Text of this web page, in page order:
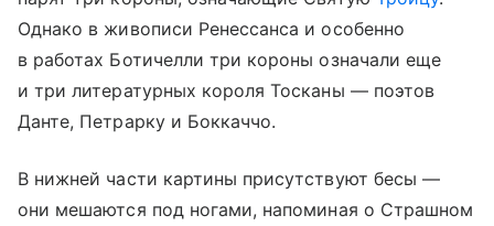
Однако в живописи Ренессанса и особенно
в работах Ботичелли три короны означали еще
и три литературных короля Тосканы — поэтов
Данте, Петрарку и Боккаччо.
В нижней части картины присутствуют бесы —
они мешаются под ногами, напоминая о Страшном